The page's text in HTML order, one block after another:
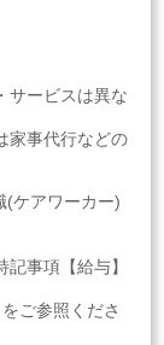
サービスは異な
家事代行などの
(ケアワーカー)
事項【給与】
ご参照くださ